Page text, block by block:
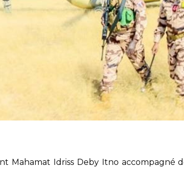
Mahamat Idriss Deby Itno accompagné